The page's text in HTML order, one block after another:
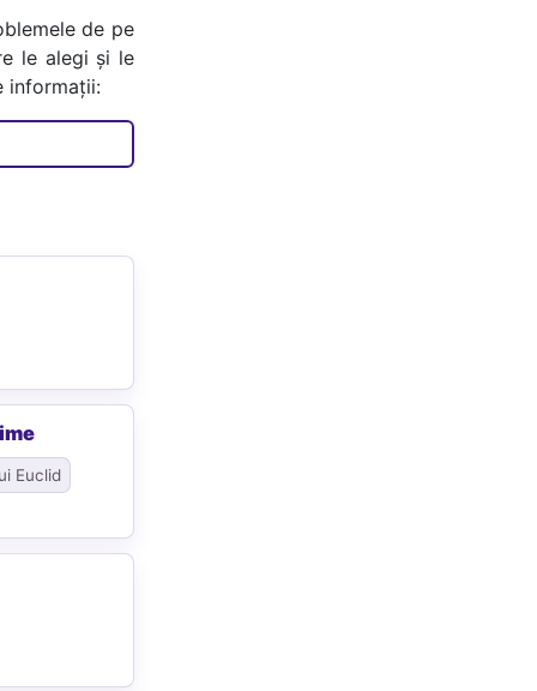
de pe
le alegi și le
informații:
Euclid